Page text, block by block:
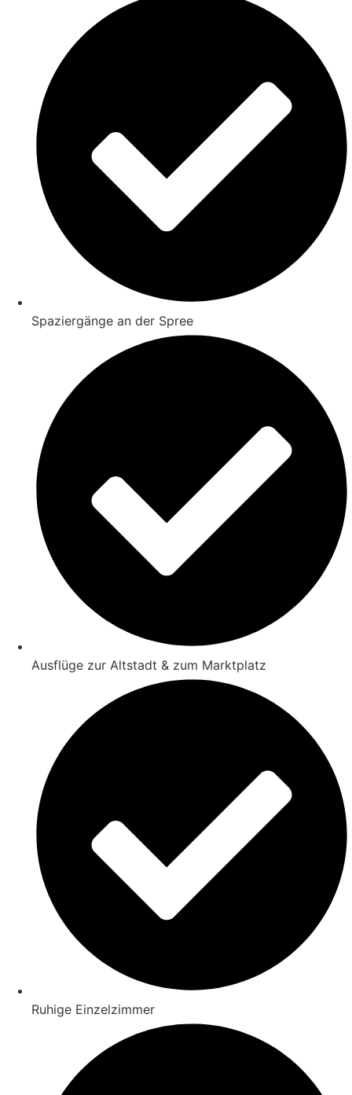
Spaziergänge an der Spree
Ausflüge zur Altstadt & zum Marktplatz
Ruhige Einzelzimmer